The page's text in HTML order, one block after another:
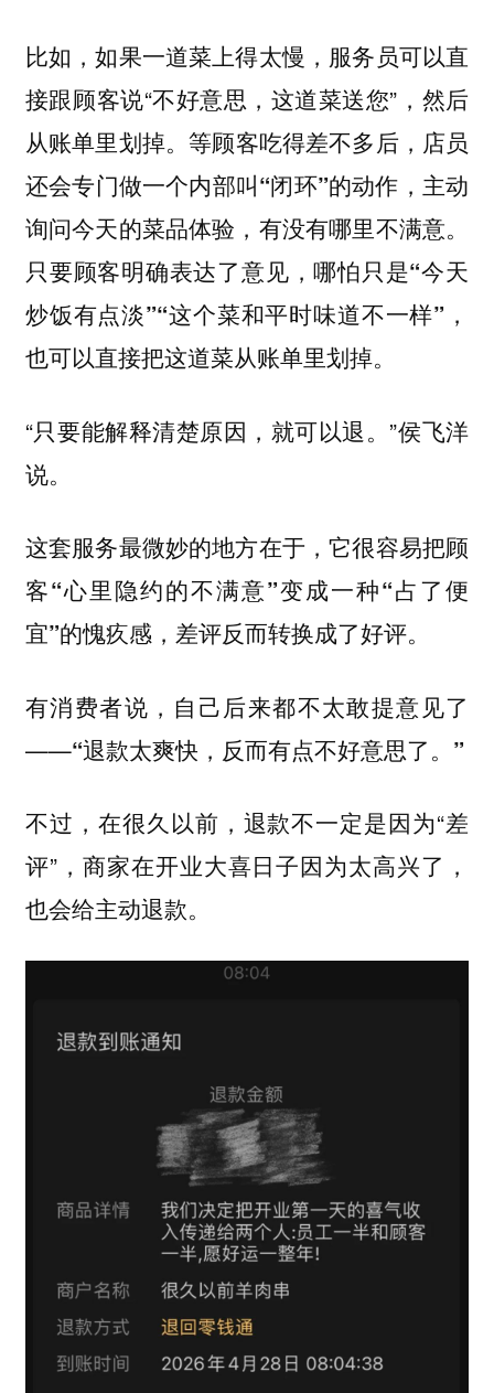
比如，如果一道菜上得太慢，服务员可以直
接跟顾客说“不好意思，这道菜送您”，然后
从账单里划掉。等顾客吃得差不多后，店员
还会专门做一个内部叫“闭环”的动作，主动
询问今天的菜品体验，有没有哪里不满意。
只要顾客明确表达了意见，哪怕只是“今天
炒饭有点淡”“这个菜和平时味道不一样”，
也可以直接把这道菜从账单里划掉。
“只要能解释清楚原因，就可以退。”侯飞洋
说。
这套服务最微妙的地方在于，它很容易把顾
客“心里隐约的不满意”变成一种“占了便
宜”的愧疚感，差评反而转换成了好评。
有消费者说，自己后来都不太敢提意见了
——“退款太爽快，反而有点不好意思了。”
不过，在很久以前，退款不一定是因为“差
评”， 商家在开业大喜日子因为太高兴了，
也会给主动退款。